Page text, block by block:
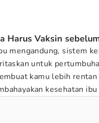
Harus Vaksin
mengandung, sistem
untuk
kamu lebih
kesehatan